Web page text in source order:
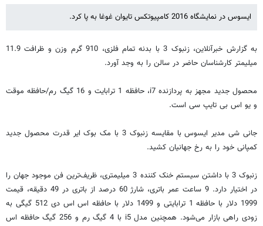
ایسوس در نمایشگاه 2016 کامپیوتکس تایوان غوغا به پا کرد.
به گزارش خبرآنلاین، زنبوک 3 با بدنه تمام فلزی، 910 گرم وزن و ظرافت 11.9
میلیمتر کارشناسان حاضر در سالن را به وجد آورد.
محصول جدید مجهز به پردازنده i7، حافظه 1 ترابایت و 16 گیگ رم/حافظه موقت
و یو اس بی تایپ سی است.
جانی شی مدیر ایسوس با مقایسه زنبوک 3 با مک بوک ایر قدرت محصول جدید
کمپانی خود را به رخ جهانیان کشید.
زنبوک 3 با داشتن سیستم خنک کننده 3 میلیمتری، ظریف‌ترین فن موجود جهان را
در اختیار دارد. 9 ساعت عمر باتری، شارژ 60 درصد از باتری در 49 دقیقه، قیمت
1999 دلار با حافظه 1 ترابایتی و 1499 دلار با حافظه اس اس دی 512 گیگی به
زودی راهی بازار می‌شود. همچنین مدل i5 با 4 گیگ رم و 256 گیگ حافظه اس